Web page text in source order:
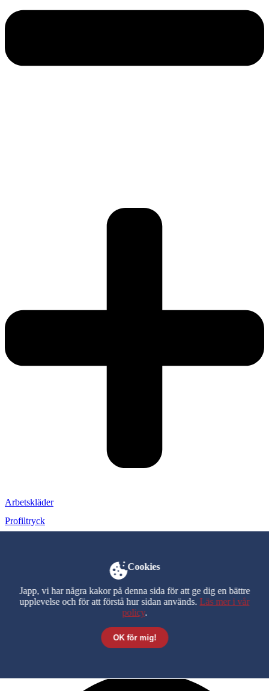
Arbetskläder
Profiltryck
Husqvarna RC 320Ts AWD är grym.
Vi säljer alla våra maskiner på plats i butiken.
Kontakta oss direkt så är den snart din.
Vi säljer alla våra maskiner på plats i butiken. Kontakta oss direkt så
Cookies
Japp, vi har några kakor på denna sida för att ge dig en bättre
upplevelse och för att förstå hur sidan används. Läs mer i vår
policy.
OK för mig!